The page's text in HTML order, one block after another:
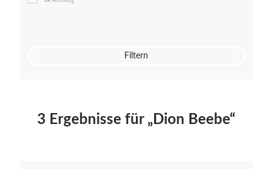
Mato von Vogelstein
Filtern
3 Ergebnisse für „Dion Beebe“